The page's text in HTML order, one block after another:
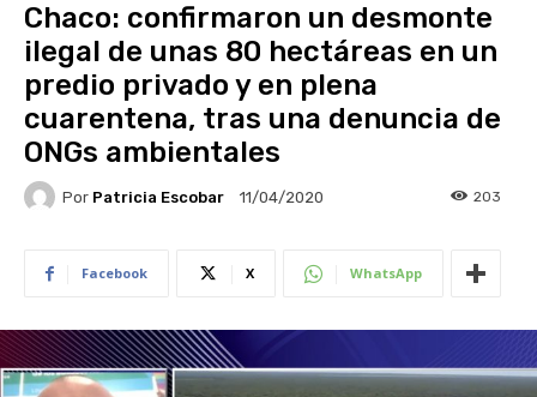
Chaco: confirmaron un desmonte
ilegal de unas 80 hectáreas en un
predio privado y en plena
cuarentena, tras una denuncia de
ONGs ambientales
Por Patricia Escobar 11/04/2020 203
Facebook X WhatsApp